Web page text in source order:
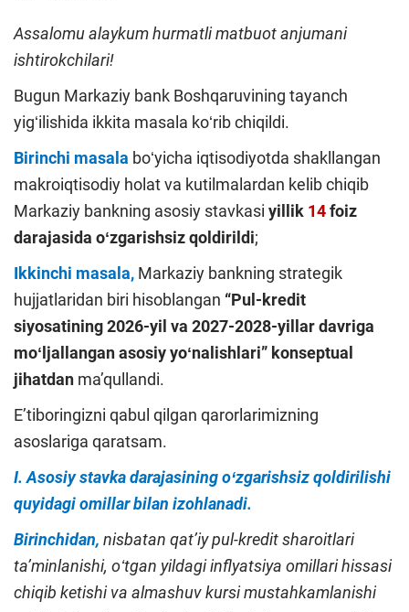
Assalomu alaykum hurmatli matbuot anjumani
ishtirokchilari!
Bugun Markaziy bank Boshqaruvining tayanch
yigʻilishida ikkita masala koʻrib chiqildi.
Birinchi masala boʻyicha iqtisodiyotda shakllangan
makroiqtisodiy holat va kutilmalardan kelib chiqib
Markaziy bankning asosiy stavkasi yillik 14foiz
darajasida oʻzgarishsiz qoldirildi;
Ikkinchi masala, Markaziy bankning strategik
hujjatlaridan biri hisoblangan “Pul-kredit
siyosatining 2026-yil va 2027-2028-yillar davriga
moʻljallangan asosiy yoʻnalishlari” konseptual
jihatdan maʼqullandi.
Eʼtiboringizni qabul qilgan qarorlarimizning
asoslariga qaratsam.
I. Asosiy stavka darajasining oʻzgarishsiz qoldirilishi
quyidagi omillar bilan izohlanadi.
Birinchidan, nisbatan qatʼiy pul-kredit sharoitlari
taʼminlanishi, oʻtgan yildagi inflyatsiya omillari hissasi
chiqib ketishi va almashuv kursi mustahkamlanishi